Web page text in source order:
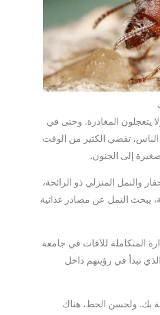
المغادرة. وحتى في
تقضي الكثير من الوقت
إلى الجنون.
والنمل المنزلي ذو الرائحة،
يبحث النمل عن مصادر غذائية
المتكاملة للآفات في جامعة
تبدأ في رؤيتهم داخل
بك. ولحسن الحظ، هناك